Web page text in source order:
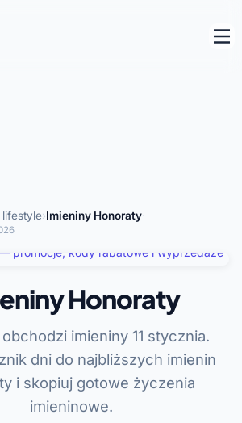
›Imieniny Honoraty·
Honoraty
imieniny 11 stycznia.
dni do najbliższych imienin
i skopiuj gotowe życzenia
imieninowe.